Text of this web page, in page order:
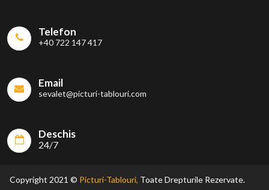
Telefon
+40 722 147 417
Email
sevalet@picturi-tablouri.com
Deschis
24/7
Copyright 2021 © Picturi-Tablouri, Toate Drepturile Rezervate.